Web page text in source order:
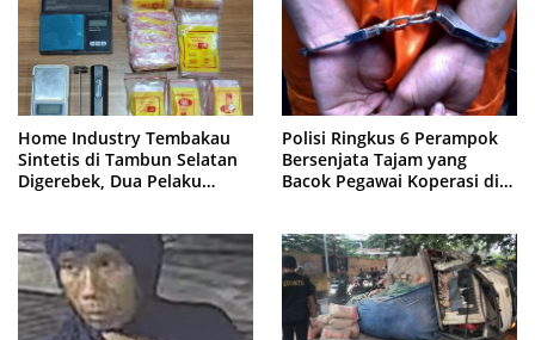
Home Industry Tembakau
Sintetis di Tambun Selatan
Digerebek, Dua Pelaku
Polisi Ringkus 6 Perampok
Bersenjata Tajam yang
Bacok Pegawai Koperasi di